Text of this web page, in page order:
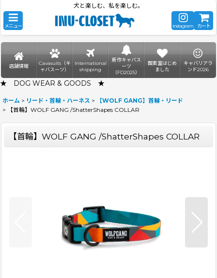
犬と楽しむ、私を楽しむ。
メニュー instagram カート
店舗情報
Cavasuits（キ
ャバスーツ）
International
shipping
新作キャバス
ーツ
（FD2025）
酸素室はじめ
ました
キャバリアラ
ンド2026
★ DOG WEAR & GOODS ★
ホーム > リード・首輪・ハーネス >
【WOLF GANG】首輪・リード
>
【首輪】WOLF GANG /ShatterShapes COLLAR
【首輪】WOLF GANG /ShatterShapes COLLAR